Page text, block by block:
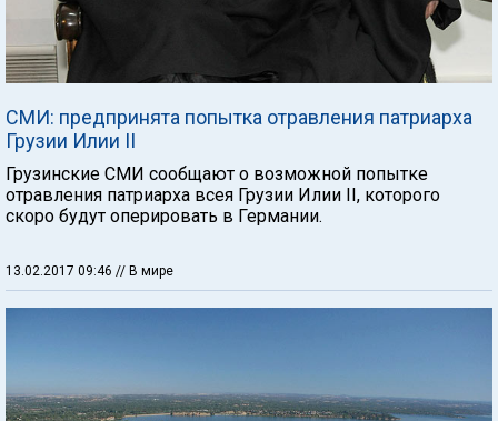
СМИ: предпринята попытка отравления патриарха
Грузии Илии II
Грузинские СМИ сообщают о возможной попытке
отравления патриарха всея Грузии Илии II, которого
скоро будут оперировать в Германии.
13.02.2017 09:46 // В мире